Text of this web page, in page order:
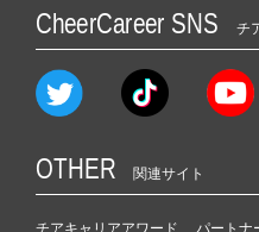
CheerCareer SNS チ
OTHER 関連サイト
チアキャリアアワード パートナ